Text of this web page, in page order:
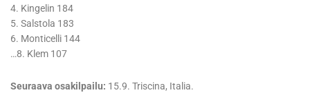
4. Kingelin 184
5. Salstola 183
6. Monticelli 144
…8. Klem 107
Seuraava osakilpailu: 15.9. Triscina, Italia.